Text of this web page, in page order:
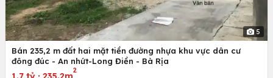
5
Bán 235,2 m đất hai mặt tiền đường nhựa khu vực dân cư
đông đúc - An nhứt-Long Điền - Bà Rịa
2